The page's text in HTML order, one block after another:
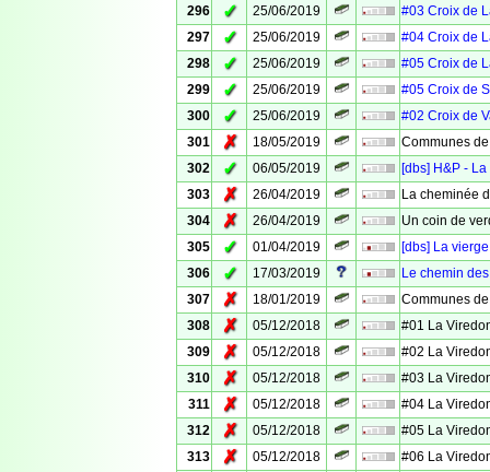
296
✓ 25/06/2019
#03 Croix de
297
✓ 25/06/2019
#04 Croix de
298
✓ 25/06/2019
#05 Croix de
299
✓ 25/06/2019
#05 Croix de
300
✓ 25/06/2019
#02 Croix de
301
✗ 18/05/2019
Communes
302
✓ 06/05/2019
[dbs] H&P -
303
✗ 26/04/2019
La cheminée
304
✗ 26/04/2019
Un coin de
305
✓ 01/04/2019
[dbs] La
306
✓ 17/03/2019
Le chemin
307
✗ 18/01/2019
Communes
308
✗ 05/12/2018
#01 La
309
✗ 05/12/2018
#02 La
310
✗ 05/12/2018
#03 La
311
✗ 05/12/2018
#04 La
312
✗ 05/12/2018
#05 La
313
✗ 05/12/2018
#06 La